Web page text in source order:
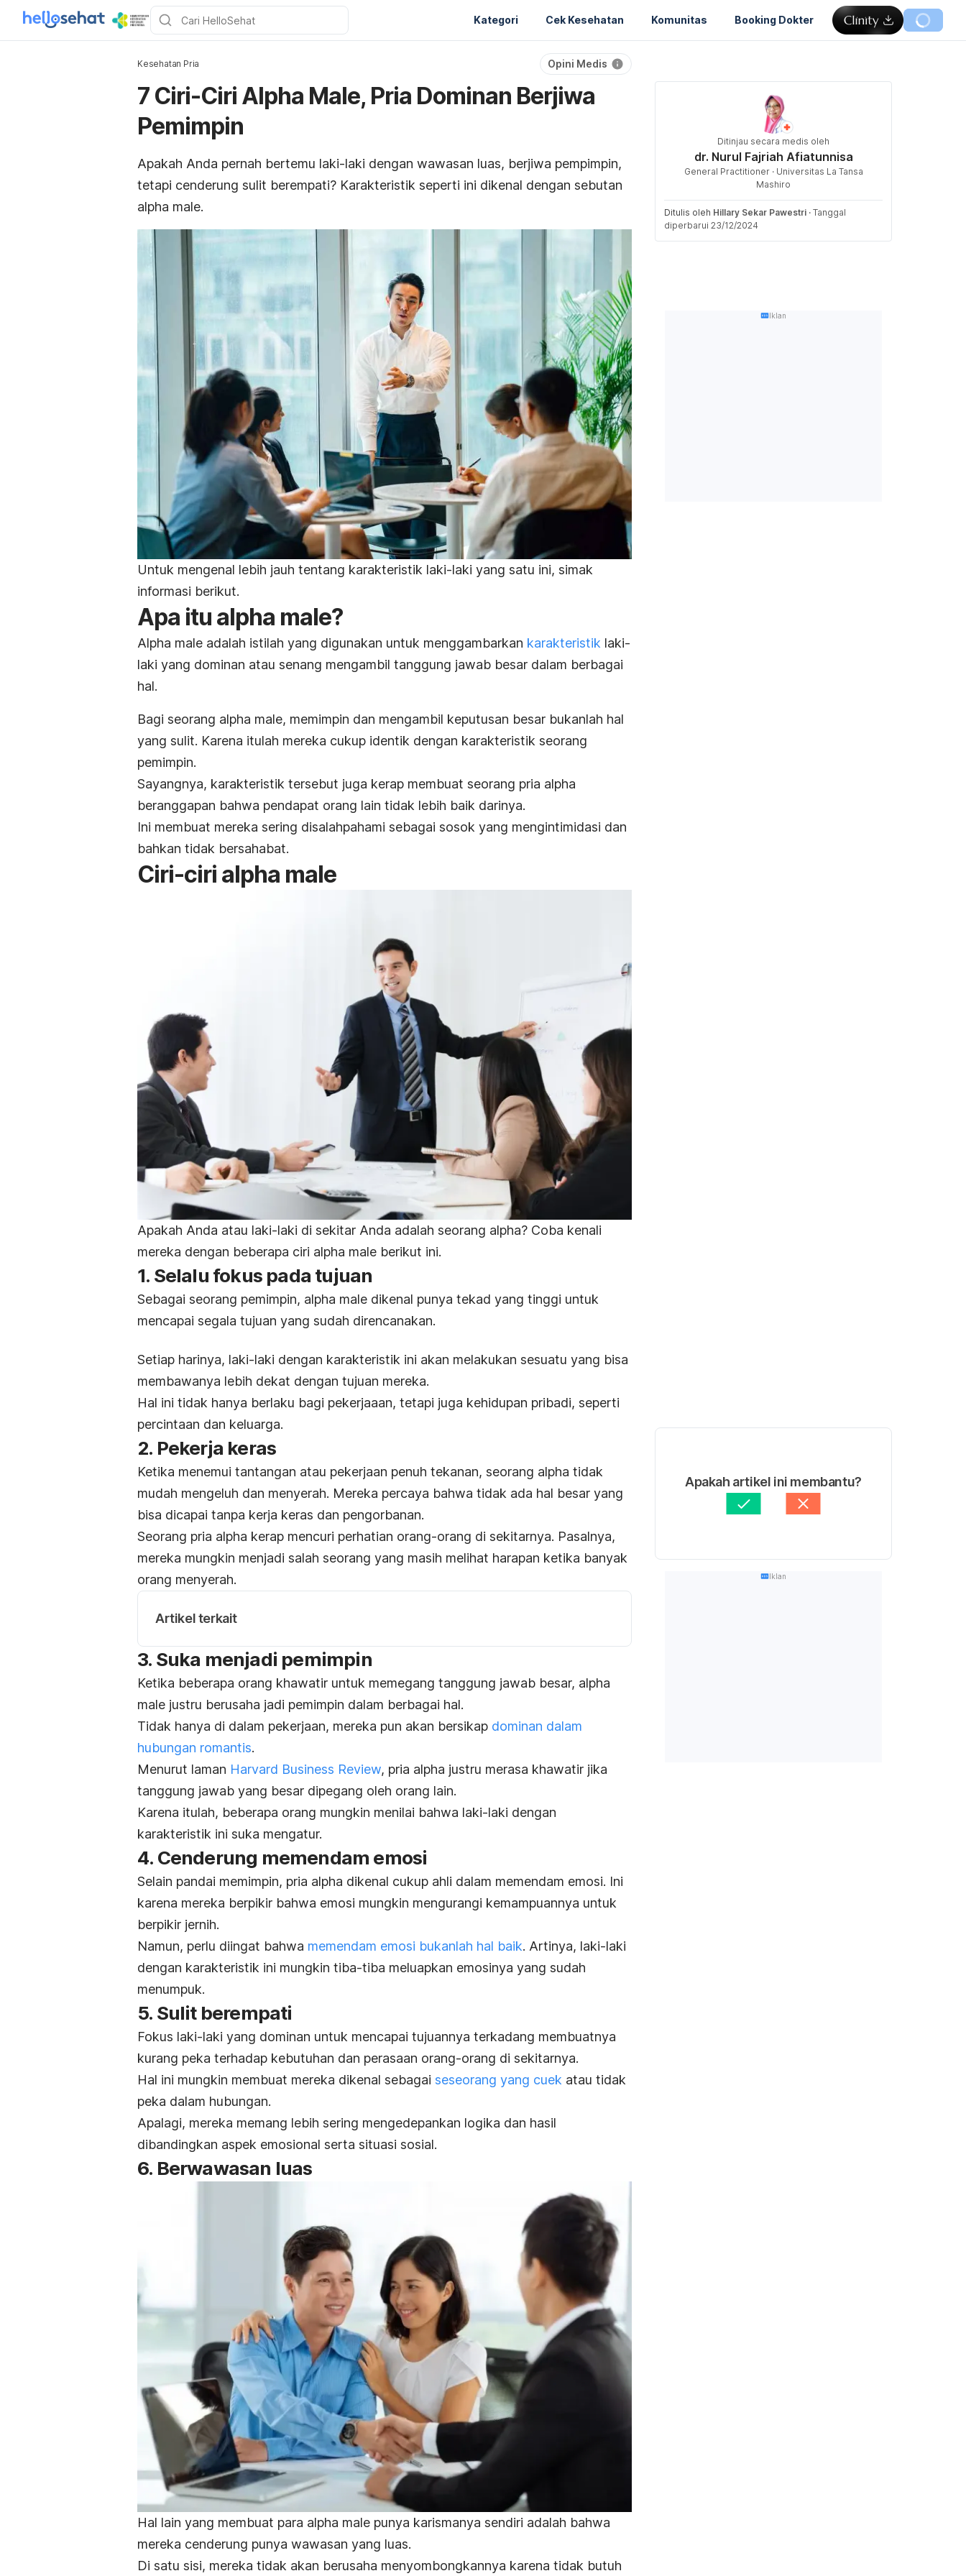
Kategori Cek Kesehatan Komunitas Booking Dokter
Kesehatan Pria Opini Medis
7 Ciri-Ciri Alpha Male, Pria Dominan Berjiwa
Pemimpin
Apakah Anda pernah bertemu laki-laki dengan wawasan luas, berjiwa pempimpin,
tetapi cenderung sulit berempati? Karakteristik seperti ini dikenal dengan sebutan
alpha male.
Untuk mengenal lebih jauh tentang karakteristik laki-laki yang satu ini, simak
informasi berikut.
Apa itu alpha male?
Alpha male adalah istilah yang digunakan untuk menggambarkan karakteristik laki-
laki yang dominan atau senang mengambil tanggung jawab besar dalam berbagai
hal.
Bagi seorang alpha male, memimpin dan mengambil keputusan besar bukanlah hal
yang sulit. Karena itulah mereka cukup identik dengan karakteristik seorang
pemimpin.
Sayangnya, karakteristik tersebut juga kerap membuat seorang pria alpha
beranggapan bahwa pendapat orang lain tidak lebih baik darinya.
Ini membuat mereka sering disalahpahami sebagai sosok yang mengintimidasi dan
bahkan tidak bersahabat.
Ciri-ciri alpha male
Apakah Anda atau laki-laki di sekitar Anda adalah seorang alpha? Coba kenali
mereka dengan beberapa ciri alpha male berikut ini.
1. Selalu fokus pada tujuan
Sebagai seorang pemimpin, alpha male dikenal punya tekad yang tinggi untuk
mencapai segala tujuan yang sudah direncanakan.
Setiap harinya, laki-laki dengan karakteristik ini akan melakukan sesuatu yang bisa
membawanya lebih dekat dengan tujuan mereka.
Hal ini tidak hanya berlaku bagi pekerjaaan, tetapi juga kehidupan pribadi, seperti
percintaan dan keluarga.
2. Pekerja keras
Ketika menemui tantangan atau pekerjaan penuh tekanan, seorang alpha tidak
mudah mengeluh dan menyerah. Mereka percaya bahwa tidak ada hal besar yang
bisa dicapai tanpa kerja keras dan pengorbanan.
Seorang pria alpha kerap mencuri perhatian orang-orang di sekitarnya. Pasalnya,
mereka mungkin menjadi salah seorang yang masih melihat harapan ketika banyak
orang menyerah.
Artikel terkait
3. Suka menjadi pemimpin
Ketika beberapa orang khawatir untuk memegang tanggung jawab besar, alpha
male justru berusaha jadi pemimpin dalam berbagai hal.
Tidak hanya di dalam pekerjaan, mereka pun akan bersikap dominan dalam
hubungan romantis.
Menurut laman Harvard Business Review, pria alpha justru merasa khawatir jika
tanggung jawab yang besar dipegang oleh orang lain.
Karena itulah, beberapa orang mungkin menilai bahwa laki-laki dengan
karakteristik ini suka mengatur.
4. Cenderung memendam emosi
Selain pandai memimpin, pria alpha dikenal cukup ahli dalam memendam emosi. Ini
karena mereka berpikir bahwa emosi mungkin mengurangi kemampuannya untuk
berpikir jernih.
Namun, perlu diingat bahwa memendam emosi bukanlah hal baik. Artinya, laki-laki
dengan karakteristik ini mungkin tiba-tiba meluapkan emosinya yang sudah
menumpuk.
5. Sulit berempati
Fokus laki-laki yang dominan untuk mencapai tujuannya terkadang membuatnya
kurang peka terhadap kebutuhan dan perasaan orang-orang di sekitarnya.
Hal ini mungkin membuat mereka dikenal sebagai seseorang yang cuek atau tidak
peka dalam hubungan.
Apalagi, mereka memang lebih sering mengedepankan logika dan hasil
dibandingkan aspek emosional serta situasi sosial.
6. Berwawasan luas
Hal lain yang membuat para alpha male punya karismanya sendiri adalah bahwa
mereka cenderung punya wawasan yang luas.
Di satu sisi, mereka tidak akan berusaha menyombongkannya karena tidak butuh
Ditinjau secara medis oleh
dr. Nurul Fajriah Afiatunnisa
General Practitioner · Universitas La Tansa
Mashiro
Ditulis oleh Hillary Sekar Pawestri · Tanggal
diperbarui 23/12/2024
Iklan
Apakah artikel ini membantu?
Iklan